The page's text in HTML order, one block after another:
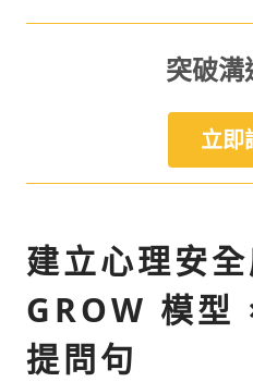
突破溝
立即
建立心理安全
GROW 模型
提問句